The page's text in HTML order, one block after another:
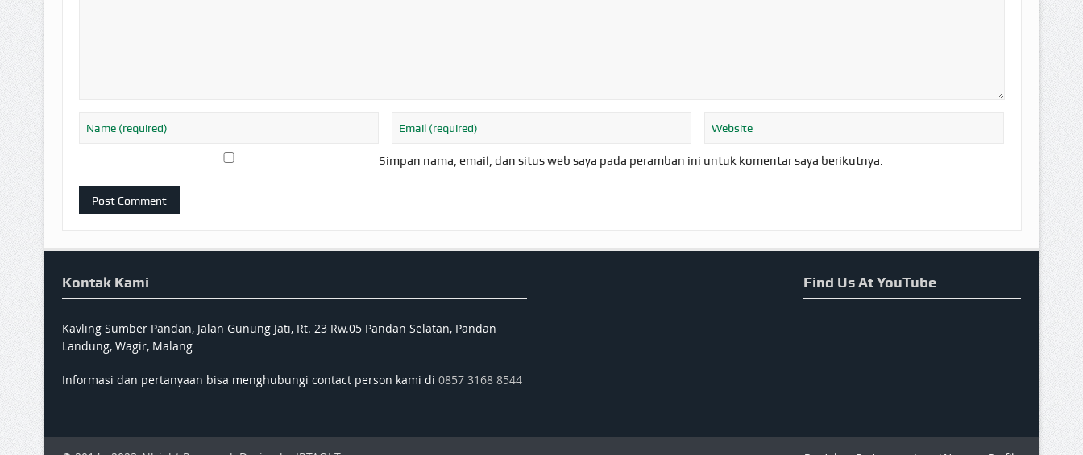
Simpan nama, email, dan situs web saya pada peramban ini untuk komentar saya berikutnya.
Kontak Kami
Kavling Sumber Pandan, Jalan Gunung Jati, Rt. 23 Rw.05 Pandan Selatan, Pandan
Landung, Wagir, Malang
Informasi dan pertanyaan bisa menghubungi contact person kami di 0857 3168 8544
Find Us At YouTube